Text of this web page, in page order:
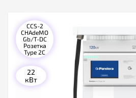
CCS-2
CHAdeMO
Gb/T-DC
Розетка
Type 2C
22
кВт